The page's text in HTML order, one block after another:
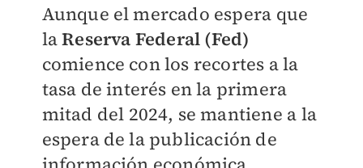
Aunque el mercado espera que
laReserva Federal (Fed)
comience con los recortes a la
tasa de interés en la primera
mitad del 2024, se mantiene a la
espera de la publicación de